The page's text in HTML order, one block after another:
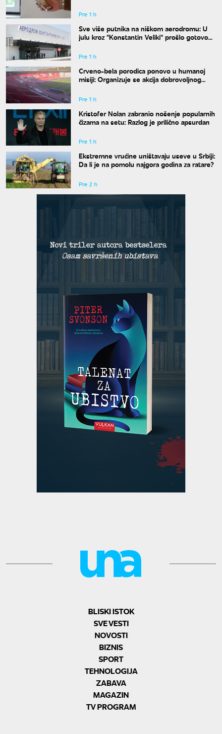
Pre 1 h
Sve više putnika na niškom aerodromu: U
julu kroz "Konstantin Veliki" prošlo gotovo
Pre 1 h
Crveno-bela porodica ponovo u humanoj
misiji: Organizuje se akcija dobrovoljnog
Pre 1 h
Kristofer Nolan zabranio nošenje popularnih
čizama na setu: Razlog je prilično apsurdan
Pre 1 h
Ekstremne vrućine uništavaju useve u Srbiji:
Da li je na pomolu najgora godina za ratare?
Pre 2 h
BLISKI ISTOK
SVE VESTI
NOVOSTI
BIZNIS
SPORT
TEHNOLOGIJA
ZABAVA
MAGAZIN
TV PROGRAM